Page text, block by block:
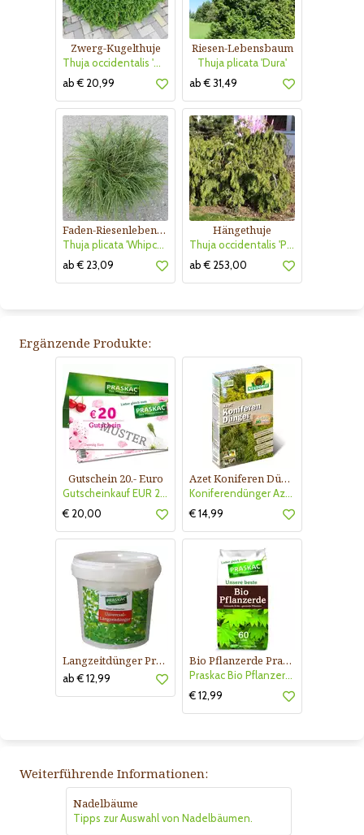
Zwerg-Kugelthuje
Thuja occidentalis 'Danica'
ab € 20,99
Riesen-Lebensbaum
Thuja plicata 'Dura'
ab € 31,49
Faden-Riesenlebensbaum
Thuja plicata 'Whipcord'
ab € 23,09
Hängethuje
Thuja occidentalis 'Pendula'
ab € 253,00
Ergänzende Produkte:
Gutschein 20.- Euro
Gutscheinkauf EUR 20.-
€ 20,00
Azet Koniferen Dünger
Koniferendünger Azet
€ 14,99
Langzeitdünger Praskac
ab € 12,99
Bio Pflanzerde Praskac
Praskac Bio Pflanzerde
€ 12,99
Weiterführende Informationen:
Nadelbäume
Tipps zur Auswahl von Nadelbäumen.